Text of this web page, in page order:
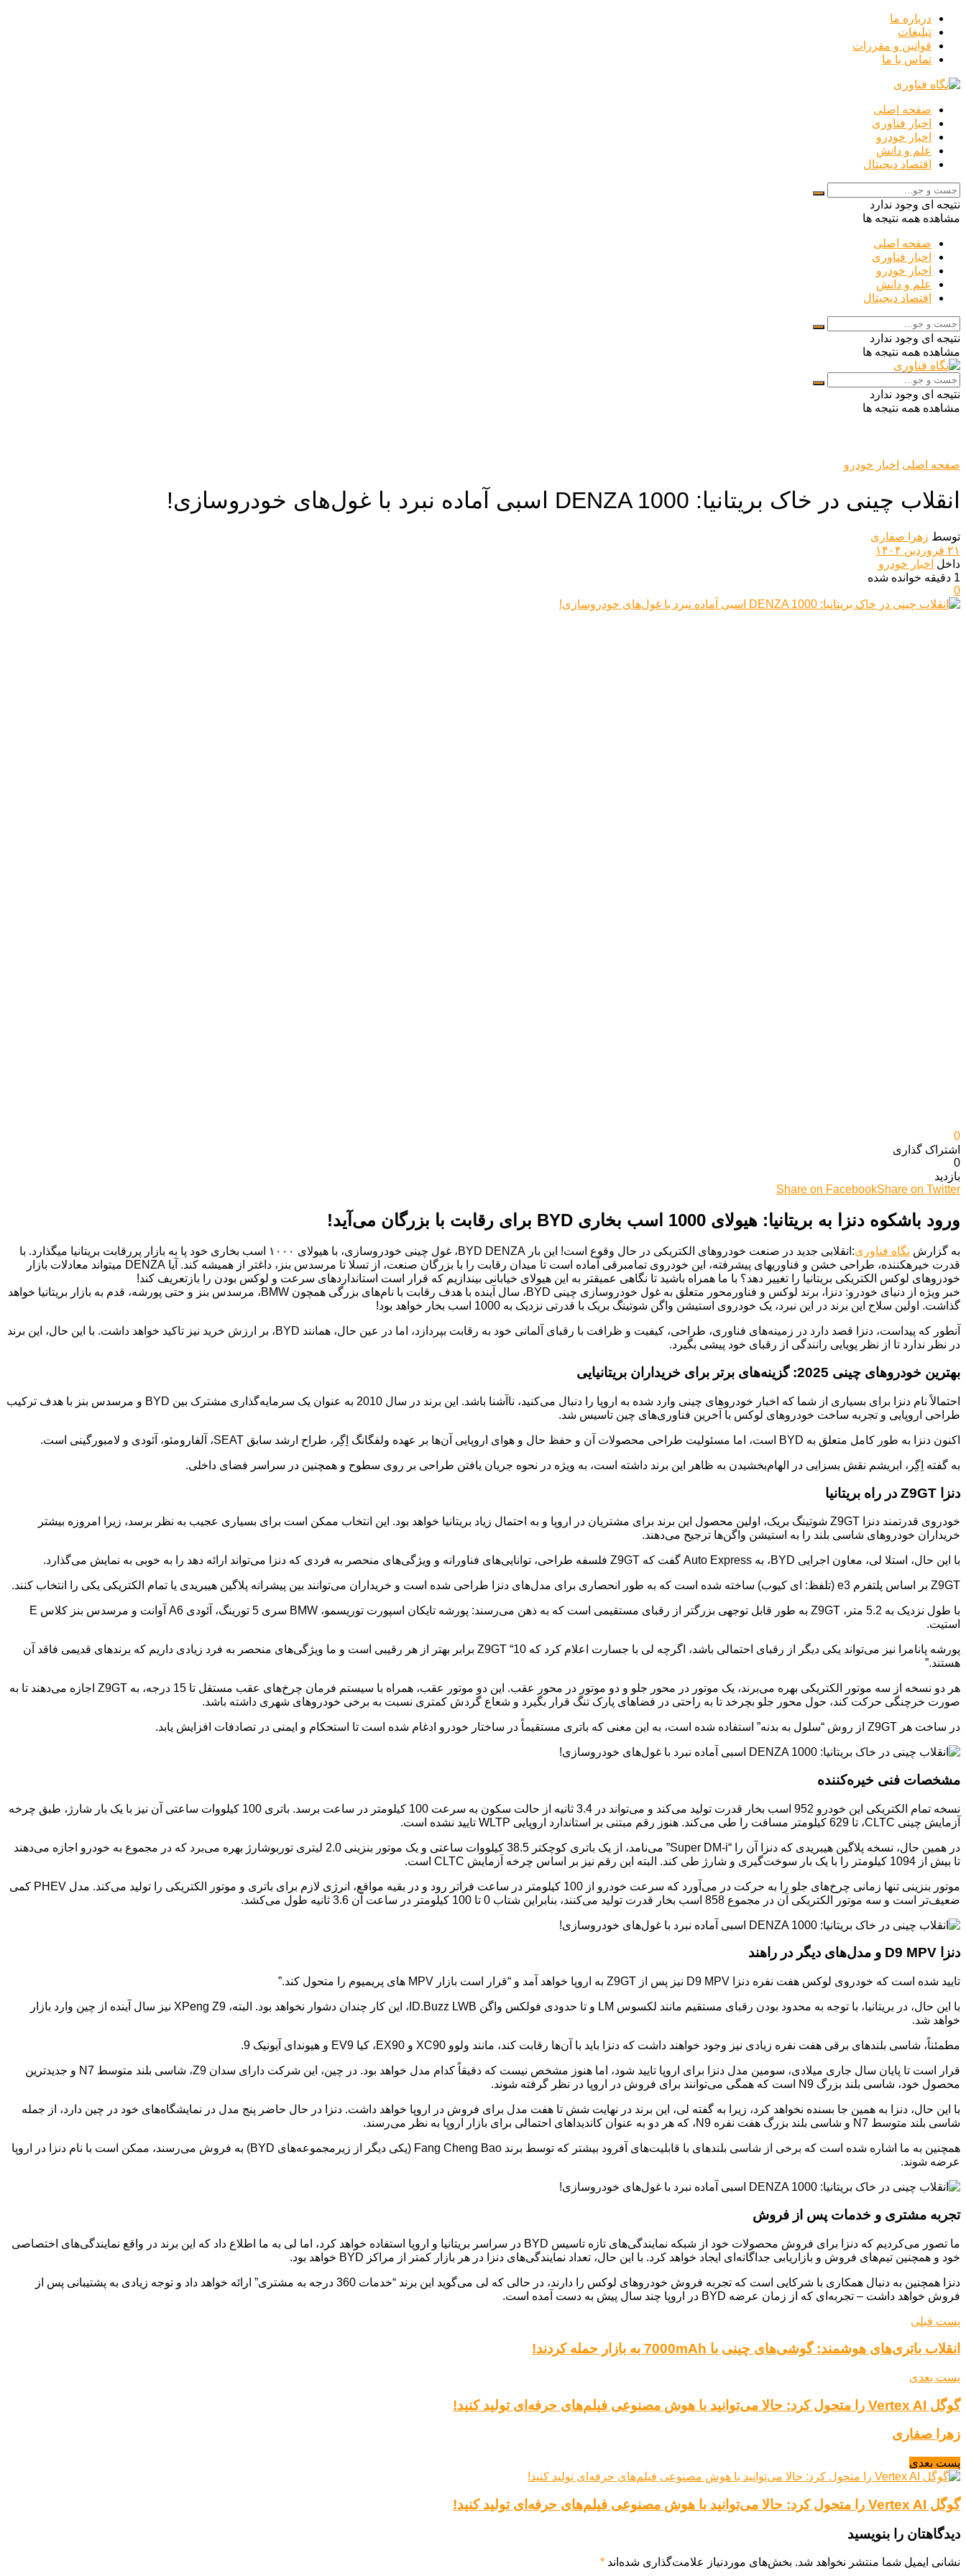
درباره ما
تبلیغات
قوانین و مقررات
تماس با ما
صفحه اصلی
اخبار فناوری
اخبار خودرو
علم و دانش
اقتصاد دیجیتال
نتیجه ای وجود ندارد
مشاهده همه نتیجه ها
صفحه اصلی
اخبار فناوری
اخبار خودرو
علم و دانش
اقتصاد دیجیتال
نتیجه ای وجود ندارد
مشاهده همه نتیجه ها
نتیجه ای وجود ندارد
مشاهده همه نتیجه ها
صفحه اصلی اخبار خودرو
انقلاب چینی در خاک بریتانیا: DENZA 1000 اسبی آماده نبرد با غول‌های خودروسازی!
توسط زهرا صفاری
۲۱ فروردین ۱۴۰۴
داخل اخبار خودرو
1 دقیقه خوانده شده
0
0
اشتراک گذاری‌
0
بازدید
Share on FacebookShare on Twitter
ورود باشکوه دنزا به بریتانیا: هیولای 1000 اسب بخاری BYD برای رقابت با بزرگان می‌آید!
به گزارش نگاه فناوری
:انقلابی جدید در صنعت خودروهای الکتریکی در حال وقوع است! این بار BYD DENZA، غول چینی خودروسازی، با هیولای ۱۰۰۰ اسب بخاری خود پا به بازار پررقابت بریتانیا میگذارد. با
قدرت خیرهکننده، طراحی خشن و فناوریهای پیشرفته، این خودروی تمامبرقی آماده است تا میدان رقابت را با بزرگان صنعت، از تسلا تا مرسدس بنز، داغتر از همیشه کند. آیا DENZA میتواند معادلات بازار
خودروهای لوکس الکتریکی بریتانیا را تغییر دهد؟ با ما همراه باشید تا نگاهی عمیقتر به این هیولای خیابانی بیندازیم که قرار است استانداردهای سرعت و لوکس بودن را بازتعریف کند!
خبر ویژه از دنیای خودرو: دنزا، برند لوکس و فناورمحور متعلق به غول خودروسازی چینی BYD، سال آینده با هدف رقابت با نام‌های بزرگی همچون BMW، مرسدس بنز و حتی پورشه، قدم به بازار بریتانیا خواهد
گذاشت. اولین سلاح این برند در این نبرد، یک خودروی استیشن واگن شوتینگ بریک با قدرتی نزدیک به 1000 اسب بخار خواهد بود!
آنطور که پیداست، دنزا قصد دارد در زمینه‌های فناوری، طراحی، کیفیت و ظرافت با رقبای آلمانی خود به رقابت بپردازد، اما در عین حال، همانند BYD، بر ارزش خرید نیز تاکید خواهد داشت. با این حال، این برند
در نظر ندارد تا از نظر پویایی رانندگی از رقبای خود پیشی بگیرد.
بهترین خودروهای چینی 2025: گزینه‌های برتر برای خریداران بریتانیایی
احتمالاً نام دنزا برای بسیاری از شما که اخبار خودروهای چینی وارد شده به اروپا را دنبال می‌کنید، ناآشنا باشد. این برند در سال 2010 به عنوان یک سرمایه‌گذاری مشترک بین BYD و مرسدس بنز با هدف ترکیب
طراحی اروپایی و تجربه ساخت خودروهای لوکس با آخرین فناوری‌های چین تاسیس شد.
اکنون دنزا به طور کامل متعلق به BYD است، اما مسئولیت طراحی محصولات آن و حفظ حال و هوای اروپایی آن‌ها بر عهده ولفگانگ اِگِر، طراح ارشد سابق SEAT، آلفارومئو، آئودی و لامبورگینی است.
به گفته اِگِر، ابریشم نقش بسزایی در الهام‌بخشیدن به ظاهر این برند داشته است، به ویژه در نحوه جریان یافتن طراحی بر روی سطوح و همچنین در سراسر فضای داخلی.
دنزا Z9GT در راه بریتانیا
خودروی قدرتمند دنزا Z9GT شوتینگ بریک، اولین محصول این برند برای مشتریان در اروپا و به احتمال زیاد بریتانیا خواهد بود. این انتخاب ممکن است برای بسیاری عجیب به نظر برسد، زیرا امروزه بیشتر
خریداران خودروهای شاسی بلند را به استیشن واگن‌ها ترجیح می‌دهند.
با این حال، استلا لی، معاون اجرایی BYD، به Auto Express گفت که Z9GT فلسفه طراحی، توانایی‌های فناورانه و ویژگی‌های منحصر به فردی که دنزا می‌تواند ارائه دهد را به خوبی به نمایش می‌گذارد.
Z9GT بر اساس پلتفرم e3 (تلفظ: ای کیوب) ساخته شده است که به طور انحصاری برای مدل‌های دنزا طراحی شده است و خریداران می‌توانند بین پیشرانه پلاگین هیبریدی یا تمام الکتریکی یکی را انتخاب کنند.
با طول نزدیک به 5.2 متر، Z9GT به طور قابل توجهی بزرگتر از رقبای مستقیمی است که به ذهن می‌رسند: پورشه تایکان اسپورت توریسمو، BMW سری 5 تورینگ، آئودی A6 آوانت و مرسدس بنز کلاس E
استیت.
پورشه پانامرا نیز می‌تواند یکی دیگر از رقبای احتمالی باشد، اگرچه لی با جسارت اعلام کرد که Z9GT “10 برابر بهتر از هر رقیبی است و ما ویژگی‌های منحصر به فرد زیادی داریم که برندهای قدیمی فاقد آن
هستند.”
هر دو نسخه از سه موتور الکتریکی بهره می‌برند، یک موتور در محور جلو و دو موتور در محور عقب. این دو موتور عقب، همراه با سیستم فرمان چرخ‌های عقب مستقل تا 15 درجه، به Z9GT اجازه می‌دهند تا به
صورت خرچنگی حرکت کند، حول محور جلو بچرخد تا به راحتی در فضاهای پارک تنگ قرار بگیرد و شعاع گردش کمتری نسبت به برخی خودروهای شهری داشته باشد.
در ساخت هر Z9GT از روش “سلول به بدنه” استفاده شده است، به این معنی که باتری مستقیماً در ساختار خودرو ادغام شده است تا استحکام و ایمنی در تصادفات افزایش یابد.
مشخصات فنی خیره‌کننده
نسخه تمام الکتریکی این خودرو 952 اسب بخار قدرت تولید می‌کند و می‌تواند در 3.4 ثانیه از حالت سکون به سرعت 100 کیلومتر در ساعت برسد. باتری 100 کیلووات ساعتی آن نیز با یک بار شارژ، طبق چرخه
آزمایش چینی CLTC، تا 629 کیلومتر مسافت را طی می‌کند. هنوز رقم مبتنی بر استاندارد اروپایی WLTP تایید نشده است.
در همین حال، نسخه پلاگین هیبریدی که دنزا آن را “Super DM-i” می‌نامد، از یک باتری کوچکتر 38.5 کیلووات ساعتی و یک موتور بنزینی 2.0 لیتری توربوشارژ بهره می‌برد که در مجموع به خودرو اجازه می‌دهند
تا بیش از 1094 کیلومتر را با یک بار سوخت‌گیری و شارژ طی کند. البته این رقم نیز بر اساس چرخه آزمایش CLTC است.
موتور بنزینی تنها زمانی چرخ‌های جلو را به حرکت در می‌آورد که سرعت خودرو از 100 کیلومتر در ساعت فراتر رود و در بقیه مواقع، انرژی لازم برای باتری و موتور الکتریکی را تولید می‌کند. مدل PHEV کمی
ضعیف‌تر است و سه موتور الکتریکی آن در مجموع 858 اسب بخار قدرت تولید می‌کنند، بنابراین شتاب 0 تا 100 کیلومتر در ساعت آن 3.6 ثانیه طول می‌کشد.
دنزا D9 MPV و مدل‌های دیگر در راهند
تایید شده است که خودروی لوکس هفت نفره دنزا D9 MPV نیز پس از Z9GT به اروپا خواهد آمد و “قرار است بازار MPV های پریمیوم را متحول کند.”
با این حال، در بریتانیا، با توجه به محدود بودن رقبای مستقیم مانند لکسوس LM و تا حدودی فولکس واگن ID.Buzz LWB، این کار چندان دشوار نخواهد بود. البته، XPeng Z9 نیز سال آینده از چین وارد بازار
خواهد شد.
مطمئناً، شاسی بلندهای برقی هفت نفره زیادی نیز وجود خواهند داشت که دنزا باید با آن‌ها رقابت کند، مانند ولوو XC90 و EX90، کیا EV9 و هیوندای آیونیک 9.
قرار است تا پایان سال جاری میلادی، سومین مدل دنزا برای اروپا تایید شود، اما هنوز مشخص نیست که دقیقاً کدام مدل خواهد بود. در چین، این شرکت دارای سدان Z9، شاسی بلند متوسط N7 و جدیدترین
محصول خود، شاسی بلند بزرگ N9 است که همگی می‌توانند برای فروش در اروپا در نظر گرفته شوند.
با این حال، دنزا به همین جا بسنده نخواهد کرد، زیرا به گفته لی، این برند در نهایت شش تا هفت مدل برای فروش در اروپا خواهد داشت. دنزا در حال حاضر پنج مدل در نمایشگاه‌های خود در چین دارد، از جمله
شاسی بلند متوسط N7 و شاسی بلند بزرگ هفت نفره N9، که هر دو به عنوان کاندیداهای احتمالی برای بازار اروپا به نظر می‌رسند.
همچنین به ما اشاره شده است که برخی از شاسی بلندهای با قابلیت‌های آفرود بیشتر که توسط برند Fang Cheng Bao (یکی دیگر از زیرمجموعه‌های BYD) به فروش می‌رسند، ممکن است با نام دنزا در اروپا
عرضه شوند.
تجربه مشتری و خدمات پس از فروش
ما تصور می‌کردیم که دنزا برای فروش محصولات خود از شبکه نمایندگی‌های تازه تاسیس BYD در سراسر بریتانیا و اروپا استفاده خواهد کرد، اما لی به ما اطلاع داد که این برند در واقع نمایندگی‌های اختصاصی
خود و همچنین تیم‌های فروش و بازاریابی جداگانه‌ای ایجاد خواهد کرد. با این حال، تعداد نمایندگی‌های دنزا در هر بازار کمتر از مراکز BYD خواهد بود.
دنزا همچنین به دنبال همکاری با شرکایی است که تجربه فروش خودروهای لوکس را دارند، در حالی که لی می‌گوید این برند “خدمات 360 درجه به مشتری” ارائه خواهد داد و توجه زیادی به پشتیبانی پس از
فروش خواهد داشت – تجربه‌ای که از زمان عرضه BYD در اروپا چند سال پیش به دست آمده است.
پست قبلی
انقلاب باتری‌های هوشمند: گوشی‌های چینی با 7000mAh به بازار حمله کردند!
پست بعدی
گوگل Vertex AI را متحول کرد: حالا می‌توانید با هوش مصنوعی فیلم‌های حرفه‌ای تولید کنید!
زهرا صفاری
پست بعدی
گوگل Vertex AI را متحول کرد: حالا می‌توانید با هوش مصنوعی فیلم‌های حرفه‌ای تولید کنید!
دیدگاهتان را بنویسید
نشانی ایمیل شما منتشر نخواهد شد. بخش‌های موردنیاز علامت‌گذاری شده‌اند *